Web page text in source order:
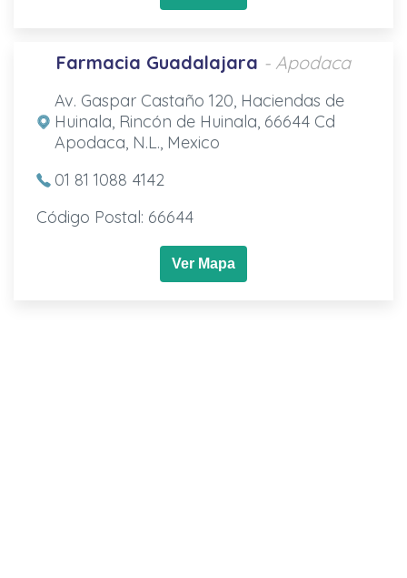
Farmacia Guadalajara - Apodaca
Av. Gaspar Castaño 120, Haciendas de
Huinala, Rincón de Huinala, 66644 Cd
Apodaca, N.L., Mexico
01 81 1088 4142
Código Postal: 66644
Ver Mapa